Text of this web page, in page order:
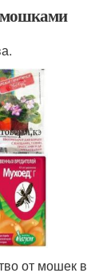
мошками
от мошек в